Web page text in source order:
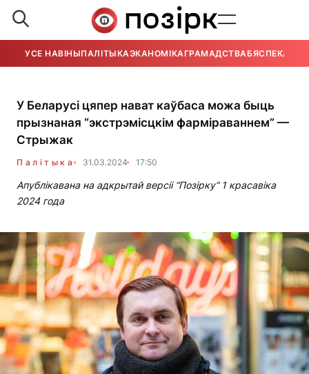
УСЕ НАВІНЫПАЛІТЫКАЭКАНОМІКАГРАМАДСТВАБЯСПЕКА
У Беларусі цяпер нават каўбаса можа быць
прызнаная “экстрэмісцкім фарміраваннем” —
Стрыжак
Палітыка 31.03.2024 17:50
Апублікавана на адкрытай версіі “Позірку” 1 красавіка
2024 года